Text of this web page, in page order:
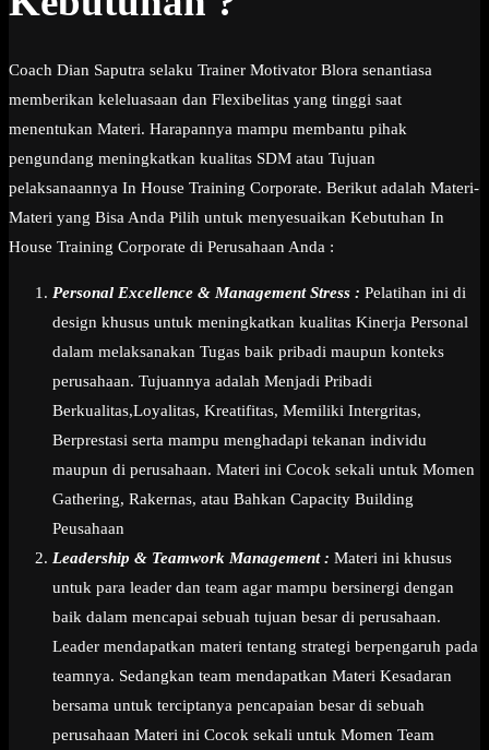
Coach Dian Saputra selaku Trainer Motivator Blora senantiasa
memberikan keleluasaan dan Flexibelitas yang tinggi saat
menentukan Materi. Harapannya mampu membantu pihak
pengundang meningkatkan kualitas SDM atau Tujuan
pelaksanaannya In House Training Corporate. Berikut adalah Materi-
Materi yang Bisa Anda Pilih untuk menyesuaikan Kebutuhan In
House Training Corporate di Perusahaan Anda :
Personal Excellence & Management Stress : Pelatihan ini di
design khusus untuk meningkatkan kualitas Kinerja Personal
dalam melaksanakan Tugas baik pribadi maupun konteks
perusahaan. Tujuannya adalah Menjadi Pribadi
Berkualitas,Loyalitas, Kreatifitas, Memiliki Intergritas,
Berprestasi serta mampu menghadapi tekanan individu
maupun di perusahaan. Materi ini Cocok sekali untuk Momen
Gathering, Rakernas, atau Bahkan Capacity Building
Peusahaan
Leadership & Teamwork Management : Materi ini khusus
untuk para leader dan team agar mampu bersinergi dengan
baik dalam mencapai sebuah tujuan besar di perusahaan.
Leader mendapatkan materi tentang strategi berpengaruh pada
teamnya. Sedangkan team mendapatkan Materi Kesadaran
bersama untuk terciptanya pencapaian besar di sebuah
perusahaan Materi ini Cocok sekali untuk Momen Team